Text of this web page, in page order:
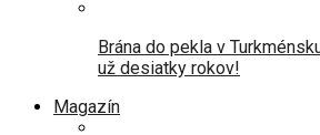
Brána do pekla v
už desiatky rokov!
Magazín